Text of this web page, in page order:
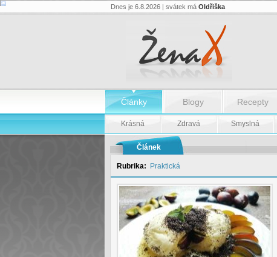
Švestkový
knedlík
Dnes je 6.8.2026 | svátek má Oldřiška
Články Blogy Recepty
Krásná Zdravá Smyslná
Článek
Rubrika: Praktická